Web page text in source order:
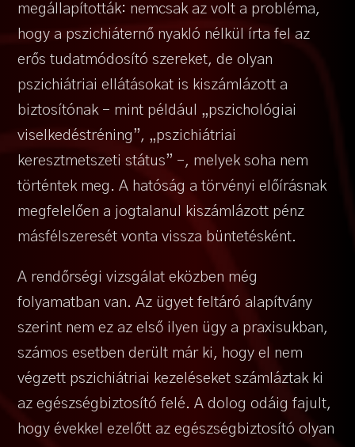
megállapították: nemcsak az volt a probléma,
hogy a pszichiáternő nyakló nélkül írta fel az
erős tudatmódosító szereket, de olyan
pszichiátriai ellátásokat is kiszámlázott a
biztosítónak – mint például „pszichológiai
viselkedéstréning”, „pszichiátriai
keresztmetszeti státus” –, melyek soha nem
történtek meg. A hatóság a törvényi előírásnak
megfelelően a jogtalanul kiszámlázott pénz
másfélszeresét vonta vissza büntetésként.
A rendőrségi vizsgálat eközben még
folyamatban van. Az ügyet feltáró alapítvány
szerint nem ez az első ilyen ügy a praxisukban,
számos esetben derült már ki, hogy el nem
végzett pszichiátriai kezeléseket számláztak ki
az egészségbiztosító felé. A dolog odáig fajult,
hogy évekkel ezelőtt az egészségbiztosító olyan